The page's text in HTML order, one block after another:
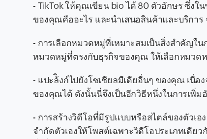
- TikTok ให้คุณเขียน bio ได้ 80 ตัวอักษร ซึ่ง
ของคุณคืออะไร และนำเสนอสินค้าและบริการ
- การเลือกหมวดหมู่ที่เหมาะสมเป็นสิ่งสำคัญใ
หมวดหมู่ที่ตรงกับธุรกิจของคุณ ให้เลือกหมวด
- แปะล้ิงก์ไปยังโซเชียลมีเดียอื่นๆ ของคุณ เนื่
ของคุณได้ ดังนั้นนี่จึงเป็นอีกวิธีหนึ่งในการเพิ่
- การสร้างวิดีโอที่มีรูปแบบหรือสไตล์ของตัวเ
จำกัดตัวเองให้โพสต์เฉพาะวิดีโอประเภทเดีย